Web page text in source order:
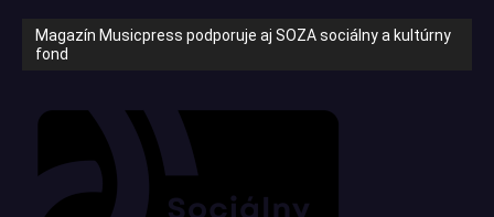
Magazín Musicpress podporuje aj SOZA sociálny a kultúrny
fond